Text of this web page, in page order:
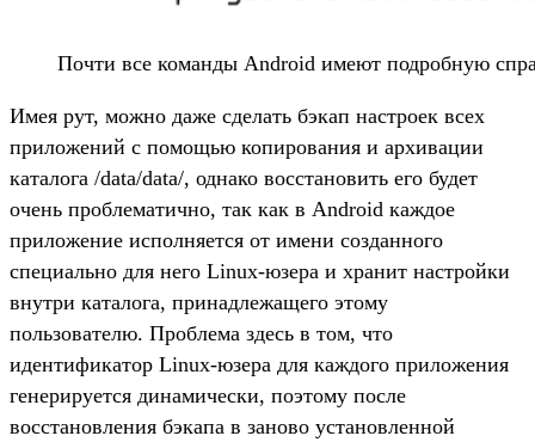
Почти все команды Android имеют подробную
Имея рут, можно даже сделать бэкап настроек всех
приложений с помощью копирования и архивации
каталога /data/data/, однако восстановить его будет
очень проблематично, так как в Android каждое
приложение исполняется от имени созданного
специально для него Linux-юзера и хранит настройки
внутри каталога, принадлежащего этому
пользователю. Проблема здесь в том, что
идентификатор Linux-юзера для каждого приложения
генерируется динамически, поэтому после
восстановления бэкапа в заново установленной